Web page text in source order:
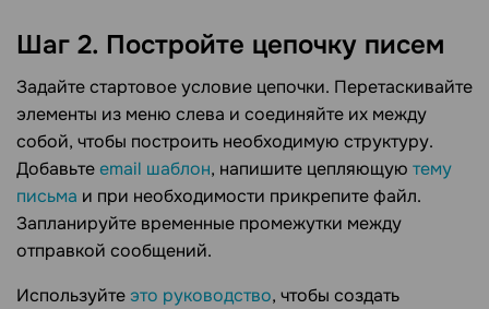
Шаг 2. Постройте цепочку писем
Задайте стартовое условие цепочки. Перетаскивайте
элементы из меню слева и соединяйте их между
собой, чтобы построить необходимую структуру.
Добавьтеemail шаблон, напишите цепляющую тему
письма и при необходимости прикрепите файл.
Запланируйте временные промежутки между
отправкой сообщений.
Используйте это руководство, чтобы создать